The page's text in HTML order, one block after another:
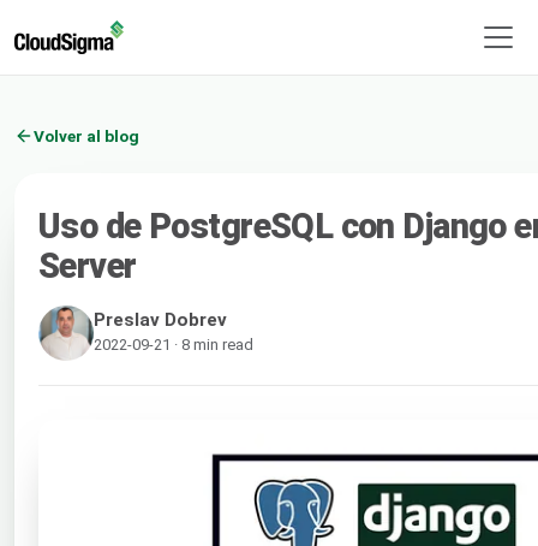
Volver al blog
Uso de PostgreSQL con Django
Server
Preslav Dobrev
2022-09-21 · 8 min read